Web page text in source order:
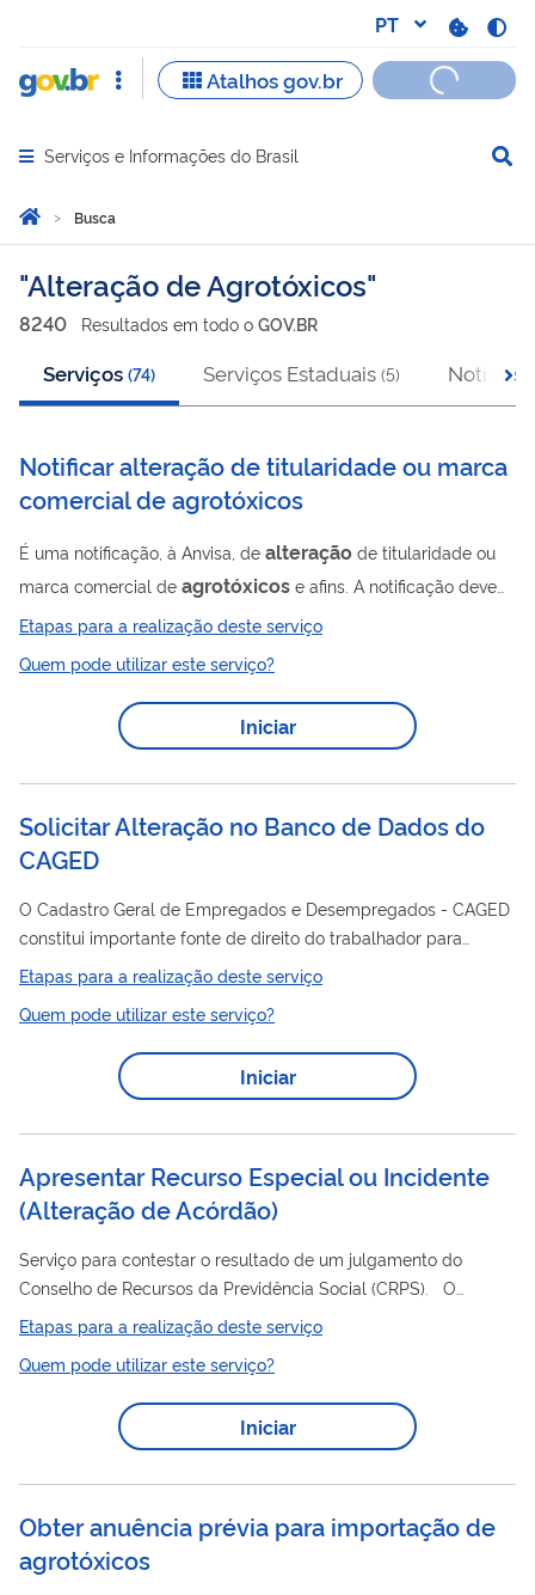
Abrir menu principal de navegação
Serviços e Informações do Brasil
Você está aqui:
Página Inicial
Busca
Busca
Alteração de Agrotóxicos
8240 Resultados em todo o GOV.BR
Serviços (74) Serviços Estaduais (5) Notícias
Notificar alteração de titularidade ou marca
comercial de agrotóxicos
É uma notificação, à Anvisa, de alteração de titularidade ou
marca comercial de agrotóxicos e afins. A notificação deve
ser feita após aalteraçãojunto ao Ministério da Agricultura.
Etapas para a realização deste serviço
Quem pode utilizar este serviço?
Iniciar
Solicitar Alteração no Banco de Dados do
CAGED
O Cadastro Geral de Empregados e Desempregados - CAGED
constitui importante fonte de direito do trabalhador para
comprovação de tempo de serviço para aposentadoria ou
experiência de trabalho, dentre outras finalidades. Solicitar
inclusão,alteraçãoou exclusão de vínculos dos
trabalhadores (as) e empresas ou alterações nos dados
cadastrais do trabalhador (a) ou das empresas no Cadastro
Etapas para a realização deste serviço
Quem pode utilizar este serviço?
Iniciar
Apresentar Recurso Especial ou Incidente
(Alteração de Acórdão)
Serviço para contestar o resultado de um julgamento do
Conselho de Recursos da Previdência Social (CRPS). O
recurso é enviado para a Câmara de Julgamentos (2ª instância)
e pode mudar até mesmo a própria decisão da Câmara ou da
Junta de Recursos (acórdão). O pedido deve ser feito em até
30 dias após tomar conhecimento do resultado com o qual
você não concorda. Este pedido é realizado totalmente pela
Etapas para a realização deste serviço
Quem pode utilizar este serviço?
Iniciar
Obter anuência prévia para importação de
agrotóxicos